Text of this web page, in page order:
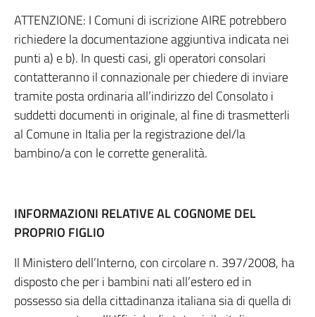
ATTENZIONE: I Comuni di iscrizione AIRE potrebbero
richiedere la documentazione aggiuntiva indicata nei
punti a) e b). In questi casi, gli operatori consolari
contatteranno il connazionale per chiedere di inviare
tramite posta ordinaria all’indirizzo del Consolato i
suddetti documenti in originale, al fine di trasmetterli
al Comune in Italia per la registrazione del/la
bambino/a con le corrette generalità.
INFORMAZIONI RELATIVE AL COGNOME DEL
PROPRIO FIGLIO
Il Ministero dell’Interno, con circolare n. 397/2008, ha
disposto che per i bambini nati all’estero ed in
possesso sia della cittadinanza italiana sia di quella di